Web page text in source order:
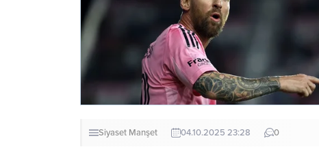
Siyaset Manşet 04.10.2025 23:28 0